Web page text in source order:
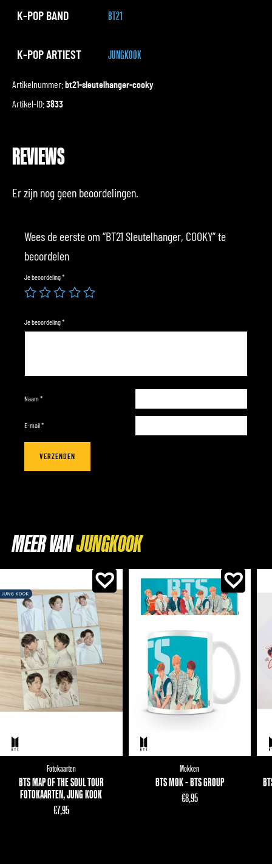
K-POP BAND BT21
K-POP ARTIEST JUNGKOOK
Artikelnummer: bt21-sleutelhanger-cooky
Artikel-ID:3833
REVIEWS
Er zijn nog geen beoordelingen.
Wees de eerste om “BT21 Sleutelhanger, COOKY” te
beoordelen
Je beoordeling*
Je beoordeling*
Naam*
E-mail*
MEER VAN
Fotokaarten
BTS MAP OF THE SOUL TOUR
FOTOKAARTEN, JUNG KOOK
€7,95
Mokken
BTS MOK - BTS GROUP
€8,95